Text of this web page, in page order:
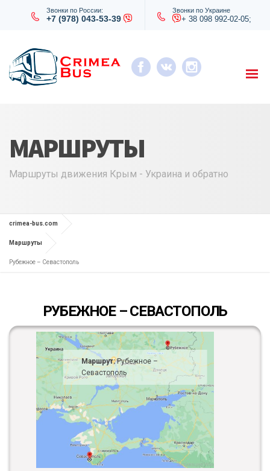
Звонки по России:
+7 (978) 043-53-39
Звонки по Украине
+ 38 098 992-02-05;
МАРШРУТЫ
Маршруты движения Крым - Украина и обратно
crimea-bus.com
Маршруты
Рубежное – Севастополь
РУБЕЖНОЕ – СЕВАСТОПОЛЬ
Маршрут:Рубежное –
Севастополь